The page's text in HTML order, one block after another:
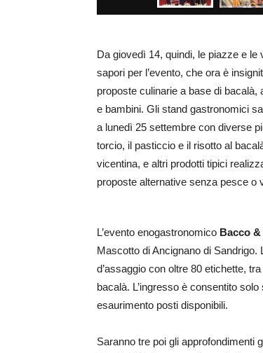
Da giovedì 14, quindi, le piazze e
sapori per l’evento, che ora è
proposte culinarie a base di
e bambini. Gli stand gastronomici
a lunedì 25 settembre con diverse
torcio, il pasticcio e il risotto al
vicentina, e altri prodotti tipici
proposte alternative senza pesce o
L’evento enogastronomico Bacco
Mascotto di Ancignano di Sandrigo.
d’assaggio con oltre 80 etichette,
bacalà. L’ingresso è consentito
esaurimento posti disponibili.
Saranno tre poi gli approfondimenti